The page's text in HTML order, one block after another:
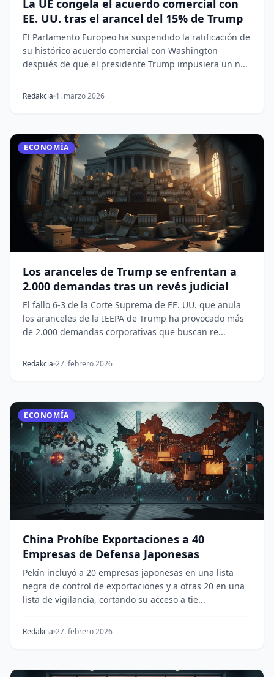
La UE congela el acuerdo comercial con
EE. UU. tras el arancel del 15% de Trump
El Parlamento Europeo ha suspendido la ratificación de
su histórico acuerdo comercial con Washington
después de que el presidente Trump impusiera un n...
Redakcia 1. marzo 2026
ECONOMÍA
Los aranceles de Trump se enfrentan a
2.000 demandas tras un revés judicial
El fallo 6-3 de la Corte Suprema de EE. UU. que anula
los aranceles de la IEEPA de Trump ha provocado más
de 2.000 demandas corporativas que buscan re...
Redakcia 27. febrero 2026
ECONOMÍA
China Prohíbe Exportaciones a 40
Empresas de Defensa Japonesas
Pekín incluyó a 20 empresas japonesas en una lista
negra de control de exportaciones y a otras 20 en una
lista de vigilancia, cortando su acceso a tie...
Redakcia 27. febrero 2026